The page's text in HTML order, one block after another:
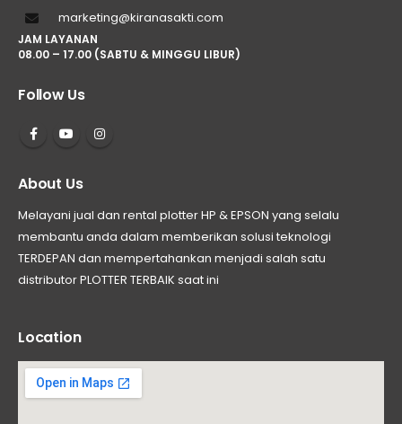
marketing@kiranasakti.com
JAM LAYANAN
08.00 – 17.00 (SABTU & MINGGU LIBUR)
Follow Us
About Us
Melayani jual dan rental plotter HP & EPSON yang selalu
membantu anda dalam memberikan solusi teknologi
TERDEPAN dan mempertahankan menjadi salah satu
distributor PLOTTER TERBAIK saat ini
Location